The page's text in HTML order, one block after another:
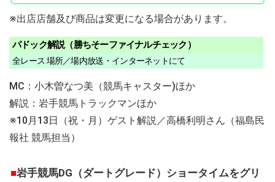
※出店店舗及び商品は変更になる場合があります。
パドック解説（勝ちそーファイナルチェック）
全レース 場所／場内放送・インターネットにて
MC：小木曽なつ美（競馬キャスター)ほか
解説：岩手競馬トラックマンほか
※10月13日（祝・月）ゲスト解説／高橋利明さん（福島民
報社 競馬担当）
■岩手競馬DG（ダートグレード）ショータイムをグリ